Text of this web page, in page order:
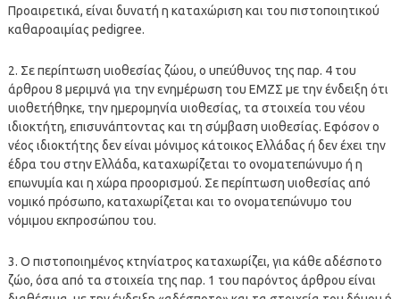
Προαιρετικά, είναι δυνατή η καταχώριση και του πιστοποιητικού
καθαροαιμίας pedigree.
2. Σε περίπτωση υιοθεσίας ζώου, ο υπεύθυνος της παρ. 4 του
άρθρου 8 μεριμνά για την ενημέρωση του ΕΜΖΣ με την ένδειξη ότι
υιοθετήθηκε, την ημερομηνία υιοθεσίας, τα στοιχεία του νέου
ιδιοκτήτη, επισυνάπτοντας και τη σύμβαση υιοθεσίας. Εφόσον ο
νέος ιδιοκτήτης δεν είναι μόνιμος κάτοικος Ελλάδας ή δεν έχει την
έδρα του στην Ελλάδα, καταχωρίζεται το ονοματεπώνυμο ή η
επωνυμία και η χώρα προορισμού. Σε περίπτωση υιοθεσίας από
νομικό πρόσωπο, καταχωρίζεται και το ονοματεπώνυμο του
νόμιμου εκπροσώπου του.
3. Ο πιστοποιημένος κτηνίατρος καταχωρίζει, για κάθε αδέσποτο
ζώο, όσα από τα στοιχεία της παρ. 1 του παρόντος άρθρου είναι